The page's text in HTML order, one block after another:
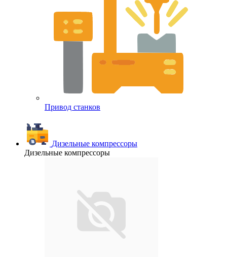
Привод станков
Дизельные компрессоры
Дизельные компрессоры